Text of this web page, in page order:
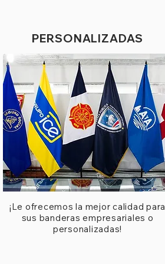
PERSONALIZADAS
¡Le ofrecemos la mejor calidad para
sus banderas empresariales o
personalizadas!